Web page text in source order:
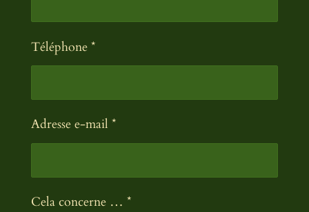
Téléphone *
Adresse e-mail *
Cela concerne … *